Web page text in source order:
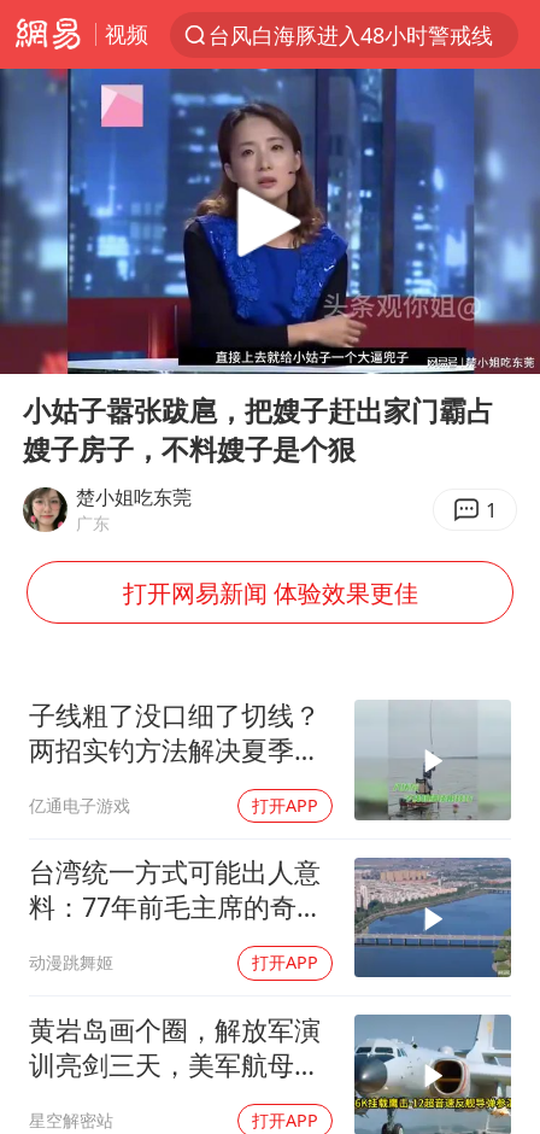
视频
台风白海豚进入48小时警戒线
中方回应是否在太平洋海底开采稀土
宇树科技发行价格150.80元/股
看守所辅警收受10万获刑1年
宇树科技王兴兴身家有望超200亿元
五粮液渠道价一箱上涨近百元
CIA被曝已秘密设立古巴工作组
U17国足1分钟轰2球
泰国一女公务员妆容引争议 本人回应
东方甄选被判赔偿江小白30万元
奋进开新局 实干挑大梁
Play
00:00 12:32
小姑子嚣张跋扈，把嫂子赶出家门霸占
嫂子房子，不料嫂子是个狠
楚小姐吃东莞
广东 1
打开网易新闻 体验效果更佳
子线粗了没口细了切线？
两招实钓方法解决夏季难
亿通电子游戏 打开APP
台湾统一方式可能出人意
料：77年前毛主席的奇
谋，是最佳解决方案
动漫跳舞姬 打开APP
黄岩岛画个圈，解放军演
训亮剑三天，美军航母从
星空解密站 打开APP